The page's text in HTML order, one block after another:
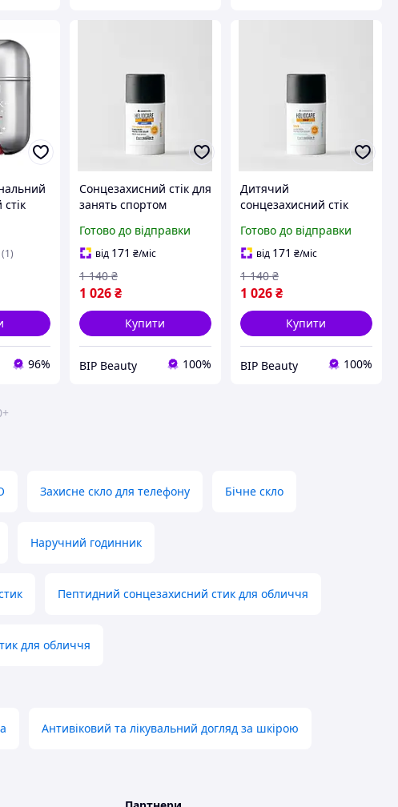
20g
(1)
96%
Сонцезахисний стік для
занять спортом
HELIO 360º SPORT
TRANSPARENT STICK,
25гр
Готово до відправки
від 171 ₴/міс
1 026 ₴
1 140 ₴
Купити
BIP Beauty 100%
Дитячий
сонцезахисний стік
HELIOCARE 360º
PEDIATRIC STICK SPF50
25 гр
Готово до відправки
від 171 ₴/міс
1 026₴
1 140 ₴
Купити
BIP Beauty 100%
Захисне скло для телефону Бічне скло
Наручний годинник
Пептидний сонцезахисний стик для обличчя
для обличчя
Антивіковий та лікувальний догляд за шкірою